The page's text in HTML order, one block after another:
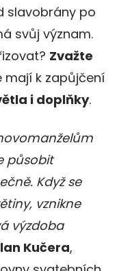
slavobrány po
svůj význam.
Zvažte
mají k zapůjčení
i doplňky.
působit
Když se
vznikne
výzdoba
Kučera,